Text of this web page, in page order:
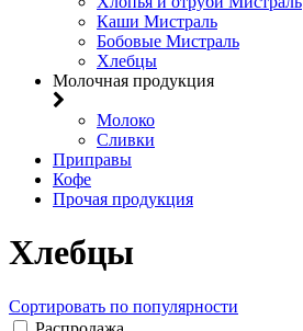
Каши Мистраль
Бобовые Мистраль
Хлебцы
Молочная продукция
Молоко
Сливки
Приправы
Кофе
Прочая продукция
Хлебцы
Сортировать по популярности